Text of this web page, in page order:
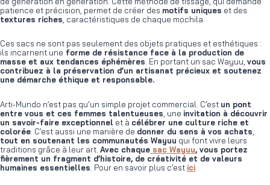
patience et précision, permet de créer des motifs uniques et des
textures riches , caractéristiques de chaque mochila.
Ces sacs ne sont pas seulement des objets pratiques et esthétiques :
ils incarnent une forme de résistance face à la production de
masse et aux tendances éphémères. En portant un sac Wayuu, vous
contribuez à la préservation d’un artisanat précieux et soutenez
une démarche éthique et responsable.
Arti-Mundo n’est pas qu’un simple projet commercial. C’est un pont
entre vous et ces femmes talentueuses , une invitation à découvrir
un savoir-faire exceptionnel et à célébrer une culture riche et
colorée . C’est aussi une manière de donner du sens à vos achats
tout en soutenant les communautés Wayuu qui font vivre leurs
traditions grâce à leur art. Avec chaque sac Wayuu, vous portez
fièrement un fragment d’histoire, de créativité et de valeurs
humaines essentielles . Pour en savoir plus c’est ici